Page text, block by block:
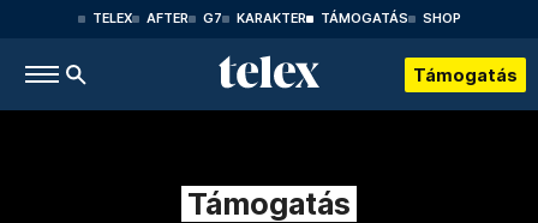
TELEX AFTER G7 KARAKTER TÁMOGATÁS SHOP
Támogatás
Támogatás